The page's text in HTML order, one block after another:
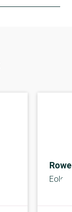
Eole